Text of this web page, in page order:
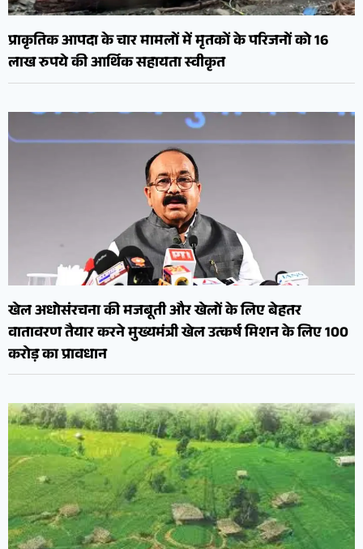
प्राकृतिक आपदा के चार मामलों में मृतकों के परिजनों को 16
लाख रुपये की आर्थिक सहायता स्वीकृत
खेल अधोसंरचना की मजबूती और खेलों के लिए बेहतर
वातावरण तैयार करने मुख्यमंत्री खेल उत्कर्ष मिशन के लिए 100
करोड़ का प्रावधान